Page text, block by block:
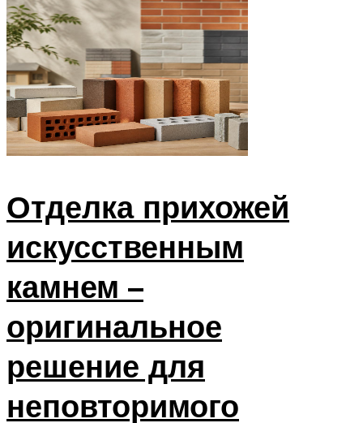
Отделка прихожей
искусственным
камнем –
оригинальное
решение для
неповторимого